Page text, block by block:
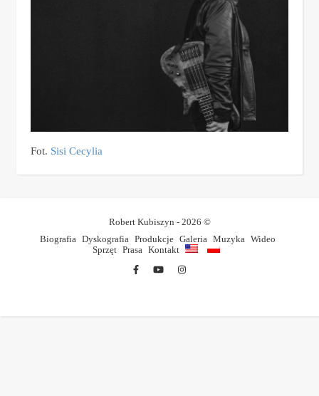
Fot. Sisi Cecylia
Robert Kubiszyn - 2026 ©
Biografia Dyskografia Produkcje Galeria Muzyka Wideo
Sprzęt Prasa Kontakt